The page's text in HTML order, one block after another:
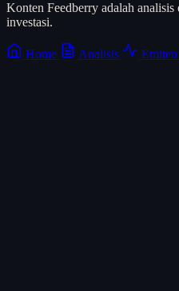
Konten Feedberry adalah
investasi.
Home Analisis Emiten